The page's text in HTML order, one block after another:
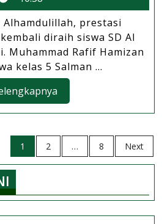
Irsyad
Raih
Juara
Tingkat
Propinsi
Alhamdulillah, prestasi
diraih siswa SD Al
Muhammad Rafif Hamizan
kelas 5 Salman ...
Posts
navigation
1 2 … 8 Next